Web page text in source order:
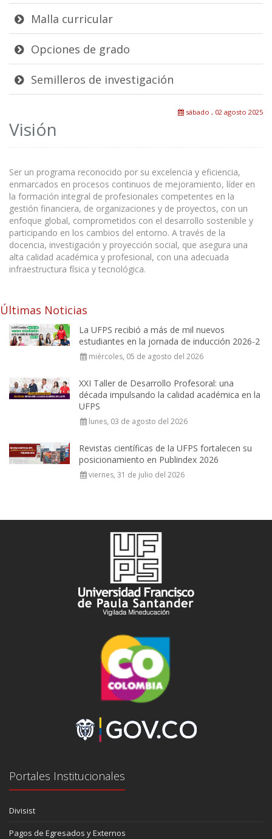
Malla curricular
Opciones de grado
Semilleros de investigación
sábado , 02 agosto 2025
Visión
Ser un programa reconocido por su excelencia y eficiencia,
enmarcados en procesos continuos de mejoramiento, líder en
la formación integral de profesionales competentes en la
gestión financiera, de organizaciones y de proyectos, con un
enfoque global, comprometidos con el desarrollo sostenible y
participando en los cambios del entorno. A través de la
docencia, investigación y proyección social, que asegura una
alta calidad académica y profesional, con una adecuada
infraestructura física y tecnológica.
Últimas Noticias
La UFPS recibió a más de mil nuevos
estudiantes en la jornada de inducción 2026-2
miércoles, 05 de agosto del 2026
XXI Taller de Desarrollo Profesoral: una
década impulsando la calidad académica en la
UFPS
lunes, 03 de agosto del 2026
Revistas científicas de la UFPS fortalecen su
posicionamiento en Publindex 2026
viernes, 31 de julio del 2026
Portales Institucionales
Divisist
Pagos de Egresados y Externos